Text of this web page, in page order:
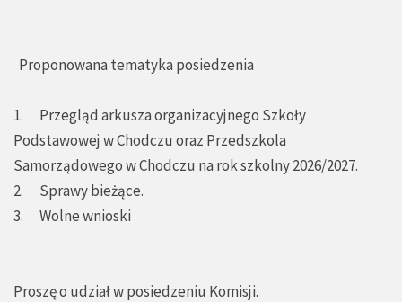
Proponowana tematyka posiedzenia
1. Przegląd arkusza organizacyjnego Szkoły
Podstawowej w Chodczu oraz Przedszkola
Samorządowego w Chodczu na rok szkolny 2026/2027.
2. Sprawy bieżące.
3. Wolne wnioski
Proszę o udział w posiedzeniu Komisji.